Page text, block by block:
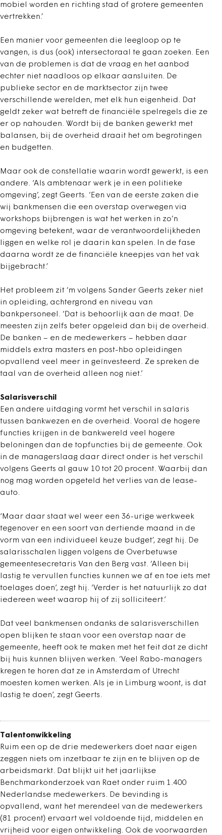
mobiel worden en richting stad of grotere gemeenten
vertrekken.’
Een manier voor gemeenten die leegloop op te
vangen, is dus (ook) intersectoraal te gaan zoeken. Een
van de problemen is dat de vraag en het aanbod
echter niet naadloos op elkaar aansluiten. De
publieke sector en de marktsector zijn twee
verschillende werelden, met elk hun eigenheid. Dat
geldt zeker wat betreft de financiële spelregels die ze
er op nahouden. Wordt bij de banken gewerkt met
balansen, bij de overheid draait het om begrotingen
en budgetten.
Maar ook de constellatie waarin wordt gewerkt, is een
andere. ‘Als ambtenaar werk je in een politieke
omgeving’, zegt Geerts. ‘Een van de eerste zaken die
wij bankmensen die een overstap overwegen via
workshops bijbrengen is wat het werken in zo’n
omgeving betekent, waar de verantwoordelijkheden
liggen en welke rol je daarin kan spelen. In de fase
daarna wordt ze de financiële kneepjes van het vak
bijgebracht.’
Het probleem zit ‘m volgens Sander Geerts zeker niet
in opleiding, achtergrond en niveau van
bankpersoneel. ‘Dat is behoorlijk aan de maat. De
meesten zijn zelfs beter opgeleid dan bij de overheid.
De banken – en de medewerkers – hebben daar
middels extra masters en post-hbo opleidingen
opvallend veel meer in geïnvesteerd. Ze spreken de
taal van de overheid alleen nog niet.’
Salarisverschil
Een andere uitdaging vormt het verschil in salaris
tussen bankwezen en de overheid. Vooral de hogere
functies krijgen in de bankwereld veel hogere
beloningen dan de topfuncties bij de gemeente. Ook
in de managerslaag daar direct onder is het verschil
volgens Geerts al gauw 10 tot 20 procent. Waarbij dan
nog mag worden opgeteld het verlies van de lease-
auto.
‘Maar daar staat wel weer een 36-urige werkweek
tegenover en een soort van dertiende maand in de
vorm van een individueel keuze budget’, zegt hij. De
salarisschalen liggen volgens de Overbetuwse
gemeentesecretaris Van den Berg vast. ‘Alleen bij
lastig te vervullen functies kunnen we af en toe iets met
toelages doen’, zegt hij. ‘Verder is het natuurlijk zo dat
iedereen weet waarop hij of zij solliciteert.’
Dat veel bankmensen ondanks de salarisverschillen
open blijken te staan voor een overstap naar de
gemeente, heeft ook te maken met het feit dat ze dicht
bij huis kunnen blijven werken. ‘Veel Rabo-managers
kregen te horen dat ze in Amsterdam of Utrecht
moesten komen werken. Als je in Limburg woont, is dat
lastig te doen’, zegt Geerts.
Talentonwikkeling
Ruim een op de drie medewerkers doet naar eigen
zeggen niets om inzetbaar te zijn en te blijven op de
arbeidsmarkt. Dat blijkt uit het jaarlijkse
Benchmarkonderzoek van Raet onder ruim 1.400
Nederlandse medewerkers. De bevinding is
opvallend, want het merendeel van de medewerkers
(81 procent) ervaart wel voldoende tijd, middelen en
vrijheid voor eigen ontwikkeling. Ook de voorwaarden